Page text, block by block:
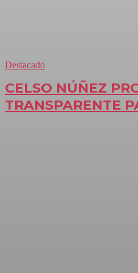
Destacado
CELSO NÚÑEZ
TRANSPARENTE